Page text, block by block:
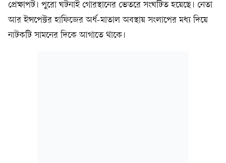
প্রেক্ষাপট। পুরো ঘটনাই গোরস্থানের ভেতরে সংঘটিত হয়েছে। নেতা
আর ইন্সপেক্টর হাফিজের অর্ধ-মাতাল অবস্থায় সংলাপের মধ্য দিয়ে
নাটকটি সামনের দিকে আগাতে থাকে।